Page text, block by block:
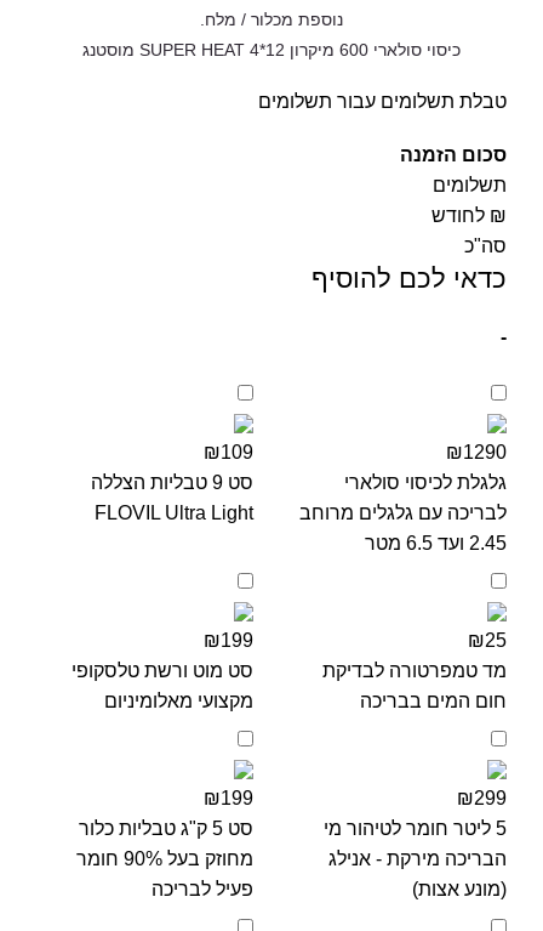
נוספת מכלור / מלח.
כיסוי סולארי 600 מיקרון 12*4 SUPER HEAT מוסטנג
טבלת תשלומים עבור תשלומים
סכום הזמנה
תשלומים
₪ לחודש
סה"כ
כדאי לכם להוסיף
-
₪1290
גלגלת לכיסוי סולארי
לבריכה עם גלגלים מרוחב
2.45 ועד 6.5 מטר
₪109
סט 9 טבליות הצללה
FLOVIL Ultra Light
₪25
מד טמפרטורה לבדיקת
חום המים בבריכה
₪199
סט מוט ורשת טלסקופי
מקצועי מאלומיניום
₪299
5 ליטר חומר לטיהור מי
הבריכה מירקת - אנילג
(מונע אצות)
₪199
סט 5 ק"ג טבליות כלור
מחוזק בעל 90% חומר
פעיל לבריכה